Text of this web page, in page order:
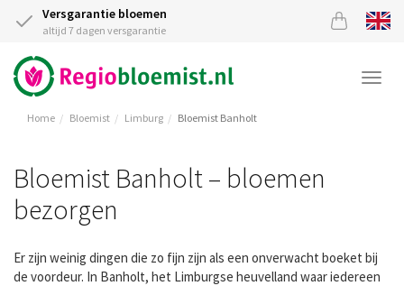
Versgarantie bloemen
altijd 7 dagen versgarantie
Home Bloemist Limburg Bloemist Banholt
Bloemist Banholt – bloemen
bezorgen
Er zijn weinig dingen die zo fijn zijn als een onverwacht boeket bij
de voordeur. In Banholt, het Limburgse heuvelland waar iedereen